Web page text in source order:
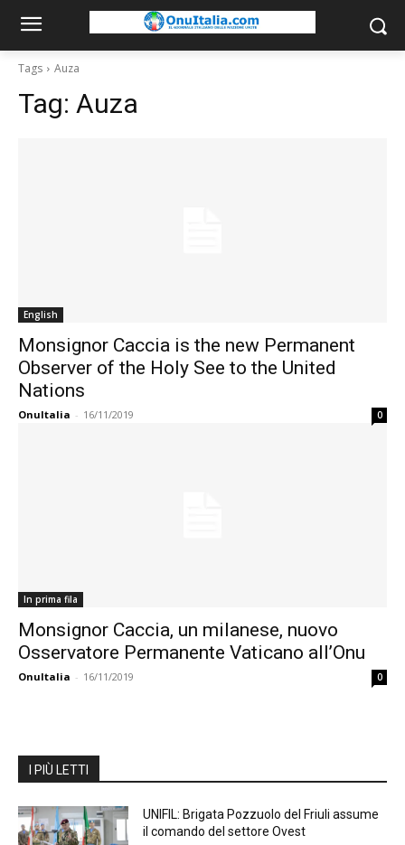
Tags Auza
Tag: Auza
English
Monsignor Caccia is the new Permanent
Observer of the Holy See to the United
Nations
OnuItalia - 16/11/2019 0
In prima fila
Monsignor Caccia, un milanese, nuovo
Osservatore Permanente Vaticano all’Onu
OnuItalia - 16/11/2019 0
I PIÙ LETTI
UNIFIL: Brigata Pozzuolo del Friuli assume
il comando del settore Ovest